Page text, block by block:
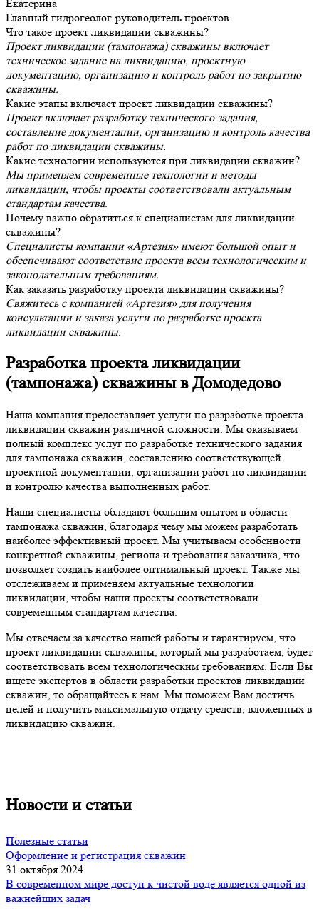
Екатерина
Главный гидрогеолог-руководитель проектов
Что такое проект ликвидации скважины?
Проект ликвидации (тампонажа) скважины включает
техническое задание на ликвидацию, проектную
документацию, организацию и контроль работ по закрытию
скважины.
Какие этапы включает проект ликвидации скважины?
Проект включает разработку технического задания,
составление документации, организацию и контроль качества
работ по ликвидации скважины.
Какие технологии используются при ликвидации скважин?
Мы применяем современные технологии и методы
ликвидации, чтобы проекты соответствовали актуальным
стандартам качества.
Почему важно обратиться к специалистам для ликвидации
скважины?
Специалисты компании «Артезия» имеют большой опыт и
обеспечивают соответствие проекта всем технологическим и
законодательным требованиям.
Как заказать разработку проекта ликвидации скважины?
Свяжитесь с компанией «Артезия» для получения
консультации и заказа услуги по разработке проекта
ликвидации скважины.
Разработка проекта ликвидации
(тампонажа) скважины в Домодедово
Наша компания предоставляет услуги по разработке проекта
ликвидации скважин различной сложности. Мы оказываем
полный комплекс услуг по разработке технического задания
для тампонажа скважин, составлению соответствующей
проектной документации, организации работ по ликвидации
и контролю качества выполненных работ.
Наши специалисты обладают большим опытом в области
тампонажа скважин, благодаря чему мы можем разработать
наиболее эффективный проект. Мы учитываем особенности
конкретной скважины, региона и требования заказчика, что
позволяет создать наиболее оптимальный проект. Также мы
отслеживаем и применяем актуальные технологии
ликвидации, чтобы наши проекты соответствовали
современным стандартам качества.
Мы отвечаем за качество нашей работы и гарантируем, что
проект ликвидации скважины, который мы разработаем, будет
соответствовать всем технологическим требованиям. Если Вы
ищете экспертов в области разработки проектов ликвидации
скважин, то обращайтесь к нам. Мы поможем Вам достичь
целей и получить максимальную отдачу средств, вложенных в
ликвидацию скважин.
Новости и статьи
Полезные статьи
Оформление и регистрация скважин
31 октября 2024
В современном мире доступ к чистой воде является одной из
важнейших задач